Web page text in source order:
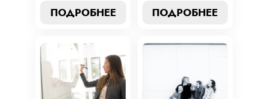
узнайте, как
вариант для ваших
нужд. Откройте
экспертные
стратегии
ПОДРОБНЕЕ
лучшие стратегии
погашения и
избежанию
финансово
грамотным с нами!
ПОДРОБНЕЕ